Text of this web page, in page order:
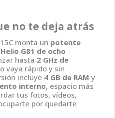
no te deja atrás
monta un potente
G81 de ocho
hasta 2 GHz de
vaya rápido y sin
incluye 4 GB de RAM y
interno, espacio más
tus fotos, vídeos,
por quedarte